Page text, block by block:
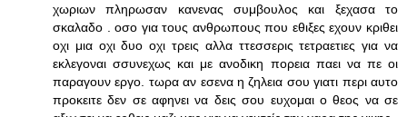
χωριων πληρωσαν κανενας συμβουλος και ξεχασα το
σκαλαδο . οσο για τους ανθρωπους που εθιξες εχουν κριθει
οχι μια οχι δυο οχι τρεις αλλα ττεσσερις τετραετιες για να
εκλεγοναι σσυνεχως και με ανοδικη πορεια παει να πε οι
παραγουν εργο. τωρα αν εσενα η ζηλεια σου γιατι περι αυτο
προκειτε δεν σε αφηνει να δεις σου ευχομαι ο θεος να σε